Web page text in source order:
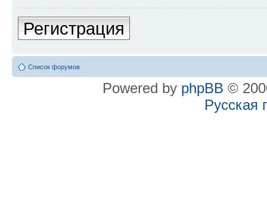
Регистрация
Список форумов
Powered by phpBB ©
Русская